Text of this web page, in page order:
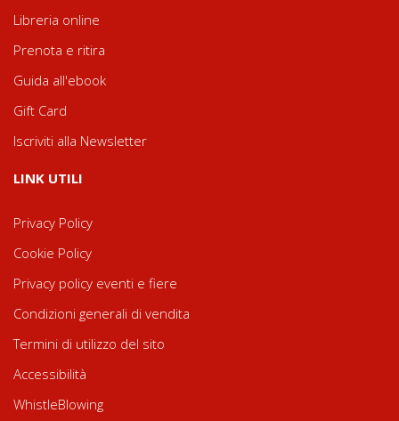
Libreria online
Prenota e ritira
Guida all'ebook
Gift Card
Iscriviti alla Newsletter
LINK UTILI
Privacy Policy
Cookie Policy
Privacy policy eventi e fiere
Condizioni generali di vendita
Termini di utilizzo del sito
Accessibilità
WhistleBlowing